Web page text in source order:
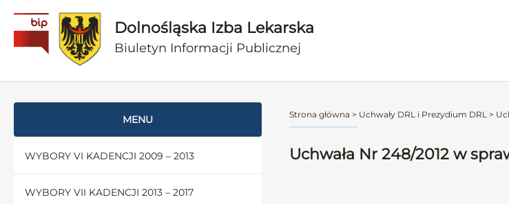
Dolnośląska Izba Lekarska
Biuletyn Informacji Publicznej
MENU
WYBORY VI KADENCJI 2009 – 2013
WYBORY VII KADENCJI 2013 – 2017
Strona główna > Uchwały DRL i Prezydium DRL >
Uchwała Nr 248/2012 w